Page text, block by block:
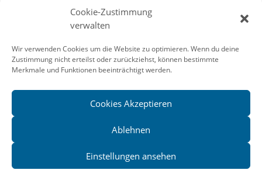
Cookie-Zustimmung
verwalten
Wir verwenden Cookies um die Website zu optimieren. Wenn du deine
Zustimmung nicht erteilst oder zurückziehst, können bestimmte
Merkmale und Funktionen beeinträchtigt werden.
Cookies Akzeptieren
Ablehnen
Einstellungen ansehen
IMPRESSUM/KONTAKT
© 2026 ww-Lit